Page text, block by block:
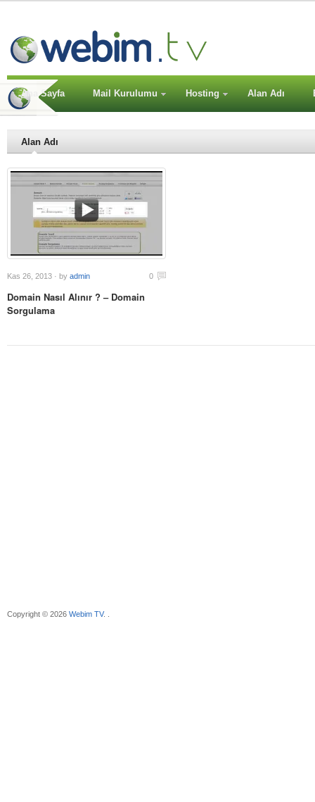
Ana Sayfa Mail Kurulumu Hosting Alan Adı
Alan Adı
Kas 26, 2013 · by admin 0
Domain Nasıl Alınır ? – Domain
Sorgulama
Copyright © 2026 Webim TV. .